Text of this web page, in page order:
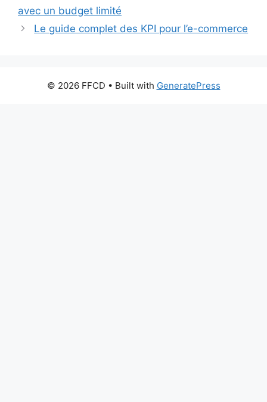
avec un budget limité
Le guide complet des KPI pour l’e-commerce
© 2026 FFCD • Built with GeneratePress